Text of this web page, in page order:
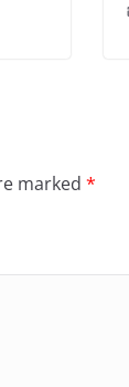
marked *